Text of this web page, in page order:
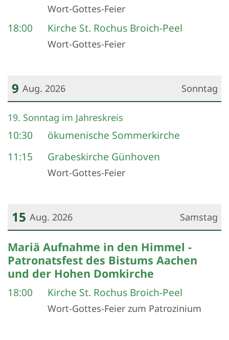
Wort-Gottes-Feier
18:00 Kirche St. Rochus Broich-Peel
Wort-Gottes-Feier
Sonntag
9 Aug. 2026
Datum: 9. August 2026
19. Sonntag im Jahreskreis
10:30
ökumenische Sommerkirche
11:15
Grabeskirche Günhoven
Wort-Gottes-Feier
Samstag
15 Aug. 2026
Datum: 15. August 2026
Mariä Aufnahme in den Himmel -
Patronatsfest des Bistums Aachen
und der Hohen Domkirche
18:00 Kirche St. Rochus Broich-Peel
Wort-Gottes-Feier zum Patrozinium